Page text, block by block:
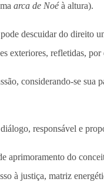
arca de Noéà altura).
descuidar do direito
exteriores, refletidas,
considerando-se
responsável e
aprimoramento do
à justiça, matriz